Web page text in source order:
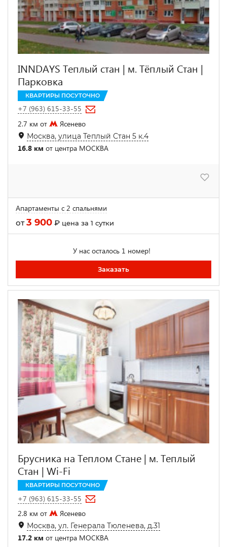
INNDAYS Теплый стан | м. Тёплый Стан |
Парковка
КВАРТИРЫ ПОСУТОЧНО
+7 (963) 615-33-55
2.7 км от
Ясенево
Москва, улица Теплый Стан 5 к.4
16.8 км от центра МОСКВА
Апартаменты с 2 спальнями
от3 900 ₽ цена за 1 сутки
У нас осталось 1 номер!
Заказать
Брусника на Теплом Стане | м. Теплый
Стан | Wi-Fi
КВАРТИРЫ ПОСУТОЧНО
+7 (963) 615-33-55
2.8 км от
Ясенево
Москва, ул. Генерала Тюленева, д.31
17.2 км от центра МОСКВА